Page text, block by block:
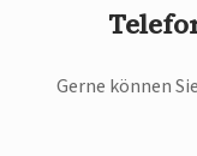
Gerne können